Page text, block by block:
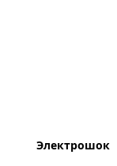
Электрошок